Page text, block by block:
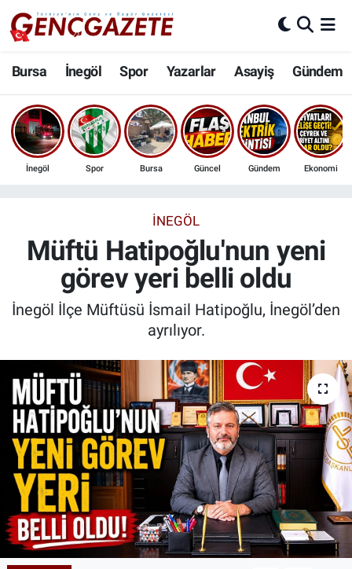
Bursa İnegöl Spor Yazarlar Asayiş Gündem
İnegöl Spor Bursa Güncel Gündem Ekonomi
İNEGÖL
Müftü Hatipoğlu'nun yeni
görev yeri belli oldu
İnegöl İlçe Müftüsü İsmail Hatipoğlu, İnegöl’den
ayrılıyor.
Bursa
İnegöl
3.SAYFA
Ekonomi
Güncel
Kadın & Aile
Kültür & Sanat
Sağlık
Siyaset
Teknoloji
Nöbetçi Eczaneler
Hava Durumu
Trafik Durumu
Son Dakika Haberleri
Haber Arşivi